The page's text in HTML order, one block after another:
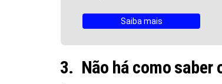
Saiba mais
3. Não há como saber